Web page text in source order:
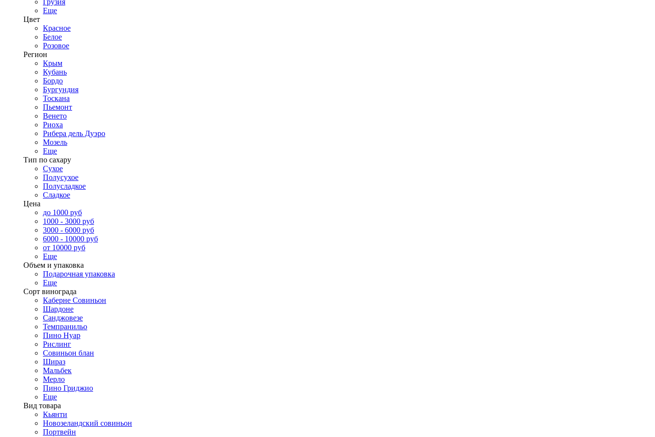
Грузия
Еще
Цвет
Красное
Белое
Розовое
Регион
Крым
Кубань
Бордо
Бургундия
Тоскана
Пьемонт
Венето
Риоха
Рибера дель Дуэро
Мозель
Еще
Тип по сахару
Сухое
Полусухое
Полусладкое
Сладкое
Цена
до 1000 руб
1000 - 3000 руб
3000 - 6000 руб
6000 - 10000 руб
от 10000 руб
Еще
Объем и упаковка
Подарочная упаковка
Еще
Сорт винограда
Каберне Совиньон
Шардоне
Санджовезе
Темпранильо
Пино Нуар
Рислинг
Совиньон блан
Шираз
Мальбек
Мерло
Пино Гриджио
Еще
Вид товара
Кьянти
Новозеландский совиньон
Портвейн